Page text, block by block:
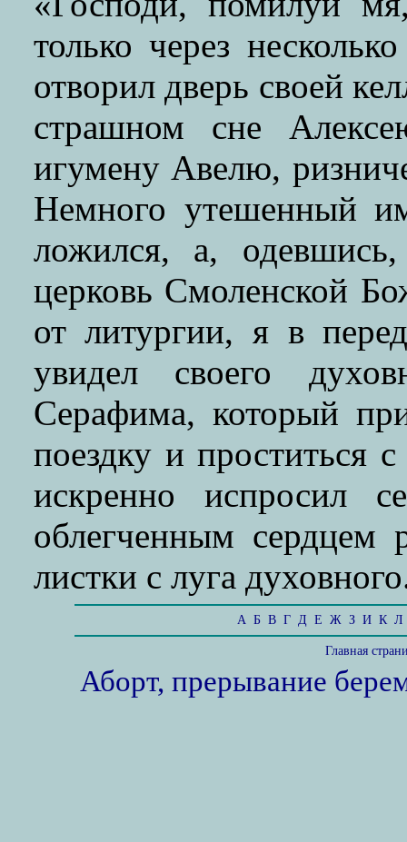
только через
отворил дверь своей
страшном сне
игумену Авелю,
Немного утешенный
ложился, а,
церковь Смоленской
от литургии, я в
увидел своего
Серафима, который
поездку и проститься
искренно испросил
облегченным сердцем
листки с луга
А Б В Г Д Е Ж З И К Л
Главная
Аборт, прерывание